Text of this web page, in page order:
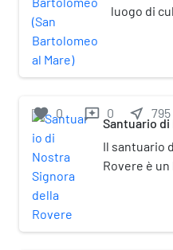
luogo di
parrocchia
di Diano
Albenga-
favorite 0 reviews 0 near_me 795
Santuario di
Il santuario
Rovere è